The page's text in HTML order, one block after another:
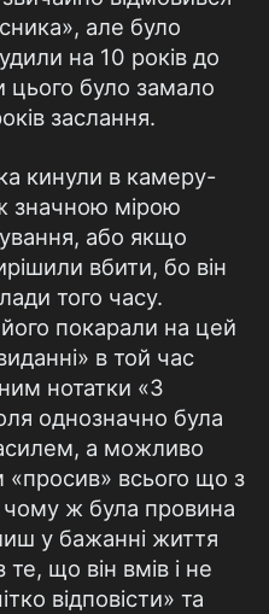
але було
на 10 років до
цього було замало
заслання.
кинули в камеру-
значною мірою
або якщо
вбити, бо він
того часу.
покарали на цей
в той час
нотатки «З
однозначно була
а можливо
всього що з
чому ж була провина
у бажанні життя
що він вмів і не
відповісти» та